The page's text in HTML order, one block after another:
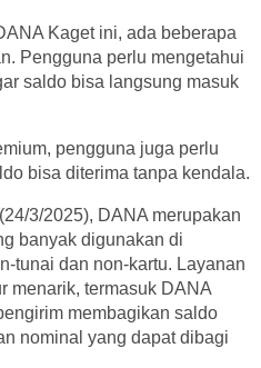
Kaget ini, ada beberapa
Pengguna perlu mengetahui
saldo bisa langsung masuk
pengguna juga perlu
bisa diterima tanpa kendala.
3/2025), DANA merupakan
banyak digunakan di
tunai dan non-kartu. Layanan
menarik, termasuk DANA
membagikan saldo
nominal yang dapat dibagi